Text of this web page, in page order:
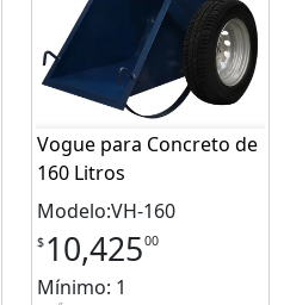
Vogue para Concreto de
160 Litros
Modelo:VH-160
$ 10,42500
Mínimo: 1